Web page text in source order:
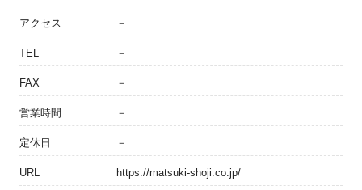
アクセス －
TEL －
FAX －
営業時間 －
定休日 －
URL https://matsuki-shoji.co.jp/